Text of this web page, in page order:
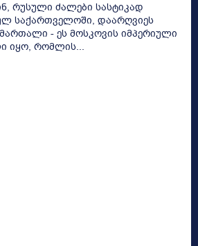
რუსული ძალები სასტიკად
საქართველოში, დაარღვიეს
- ეს მოსკოვის იმპერიული
იყო, რომლის...